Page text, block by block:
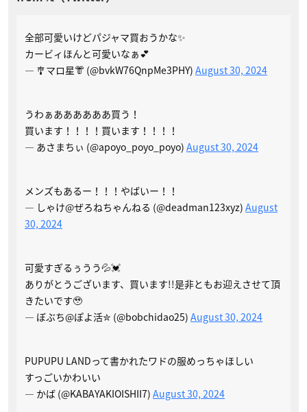
全部可愛いけどパジャマ買おうかな✨
カービィほんと可愛いなぁ💕
— 🎐マロ星👘 (@bvkW76QnpMe3PHY) August 30, 2024
うわぁああああああ買う！
買います！！！！買います！！！！
— あさまちぃ (@apoyo_poyo_poyo) August 30, 2024
メンズもあるー！！！やばいー！！
— しゃけ@ぜろねちゃんねる (@deadman123xyz) August
30, 2024
可愛すぎるぅうう💦💓
ありがとうございます、買います!!是非ともお迎えさせて頂
きたいです🥹
— ぼぶち@ぽよ活✮ (@bobchidao25) August 30, 2024
PUPUPU LANDって書かれたワドの服めっちゃほしい
すっごいかわいい
— かば (@KABAYAKIOISHII7) August 30, 2024